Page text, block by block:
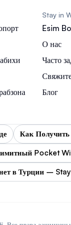
Stay in
Esim
О нас
Часто
Блог
Как Получить
Pocket
в Турции –